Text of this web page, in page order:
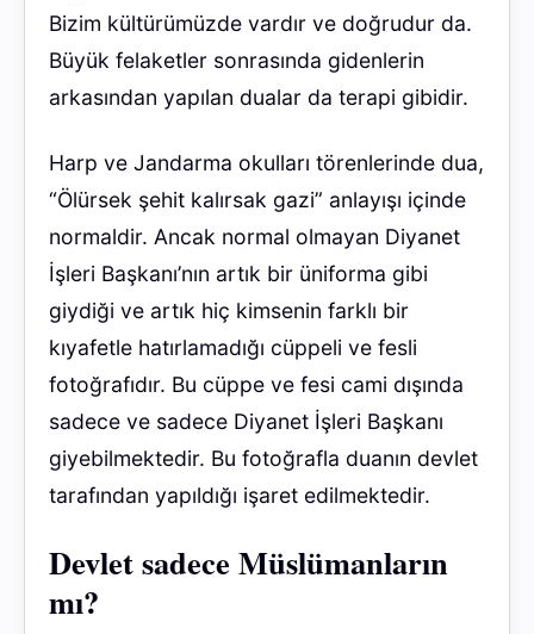
Bizim kültürümüzde vardır ve doğrudur da.
Büyük felaketler sonrasında gidenlerin
arkasından yapılan dualar da terapi gibidir.
Harp ve Jandarma okulları törenlerinde dua,
“Ölürsek şehit kalırsak gazi” anlayışı içinde
normaldir. Ancak normal olmayan Diyanet
İşleri Başkanı’nın artık bir üniforma gibi
giydiği ve artık hiç kimsenin farklı bir
kıyafetle hatırlamadığı cüppeli ve fesli
fotoğrafıdır. Bu cüppe ve fesi cami dışında
sadece ve sadece Diyanet İşleri Başkanı
giyebilmektedir. Bu fotoğrafla duanın devlet
tarafından yapıldığı işaret edilmektedir.
Devlet sadece Müslümanların
mı?